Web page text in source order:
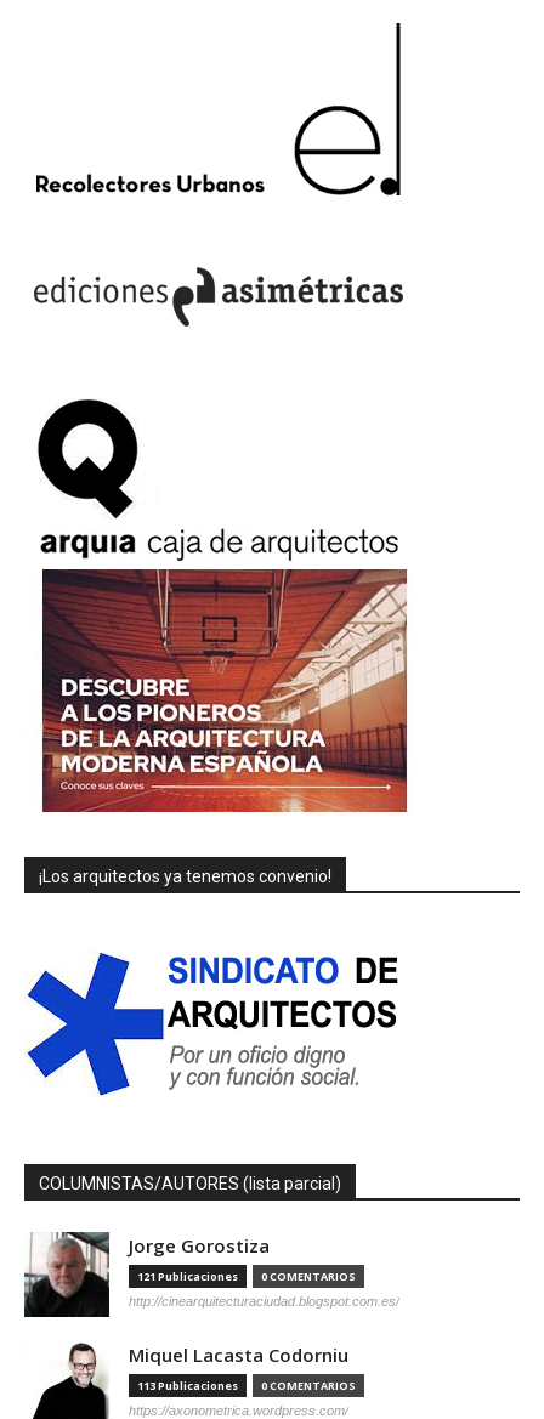
¡Los arquitectos ya tenemos convenio!
COLUMNISTAS/AUTORES (lista parcial)
Jorge Gorostiza
121 Publicaciones 0 COMENTARIOS
http://cinearquitecturaciudad.blogspot.com.es/
Miquel Lacasta Codorniu
113 Publicaciones 0 COMENTARIOS
https://axonometrica.wordpress.com/